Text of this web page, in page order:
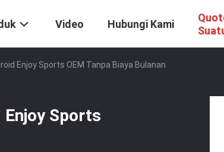
Video Hubungi Kami
Enjoy Sports OEM Tanpa Biaya Bulanan
Enjoy Sports